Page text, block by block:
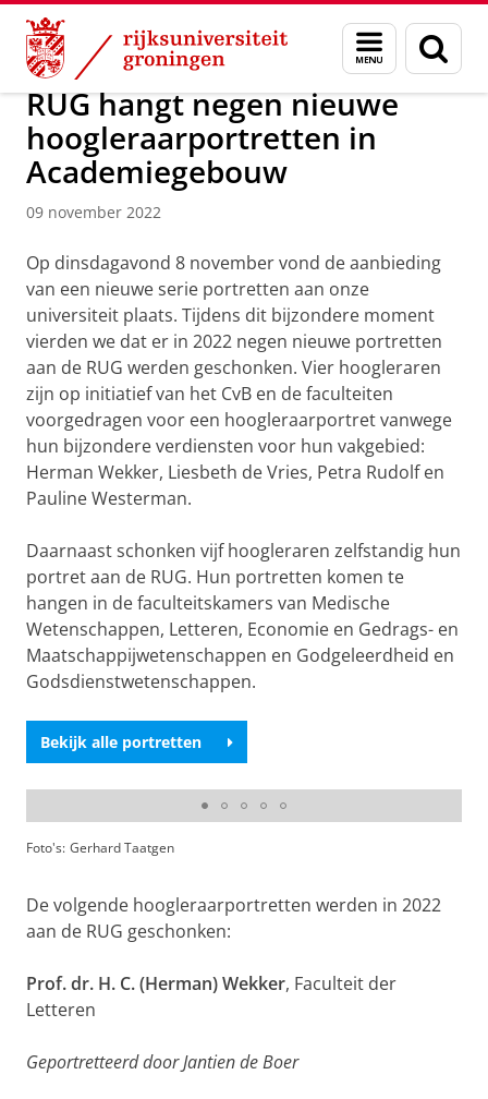
Skip
Content
Skip
Navigation
Menu
en
zoeken
Over ons Actueel Nieuws Nieuwsberichten
RUG hangt negen nieuwe
hoogleraarportretten in
Academiegebouw
09 november 2022
Op dinsdagavond 8 november vond de aanbieding
van een nieuwe serie portretten aan onze
universiteit plaats. Tijdens dit bijzondere moment
vierden we dat er in 2022 negen nieuwe portretten
aan de RUG werden geschonken. Vier hoogleraren
zijn op initiatief van het CvB en de faculteiten
voorgedragen voor een hoogleraarportret vanwege
hun bijzondere verdiensten voor hun vakgebied:
Herman Wekker, Liesbeth de Vries, Petra Rudolf en
Pauline Westerman.
Daarnaast schonken vijf hoogleraren zelfstandig hun
portret aan de RUG. Hun portretten komen te
hangen in de faculteitskamers van Medische
Wetenschappen, Letteren, Economie en Gedrags- en
Maatschappijwetenschappen en Godgeleerdheid en
Godsdienstwetenschappen.
Bekijk alle portretten
Foto's: Gerhard Taatgen
De volgende hoogleraarportretten werden in 2022
aan de RUG geschonken:
Prof. dr. H. C. (Herman) Wekker, Faculteit der
Letteren
Geportretteerd door Jantien de Boer